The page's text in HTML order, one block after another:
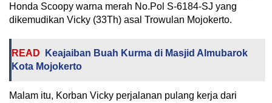
Honda Scoopy warna merah No.Pol S-6184-SJ yang
dikemudikan Vicky (33Th) asal Trowulan Mojokerto.
READ
Keajaiban Buah Kurma di Masjid Almubarok
Kota Mojokerto
Malam itu, Korban Vicky perjalanan pulang kerja dari